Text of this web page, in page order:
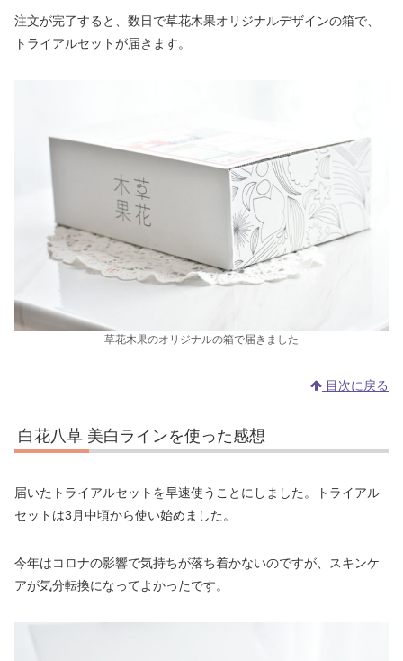
注文が完了すると、数日で草花木果オリジナルデザインの箱で、
トライアルセットが届きます。
草花木果のオリジナルの箱で届きました
目次に戻る
白花八草 美白ラインを使った感想
届いたトライアルセットを早速使うことにしました。トライアル
セットは3月中頃から使い始めました。
今年はコロナの影響で気持ちが落ち着かないのですが、スキンケ
アが気分転換になってよかったです。